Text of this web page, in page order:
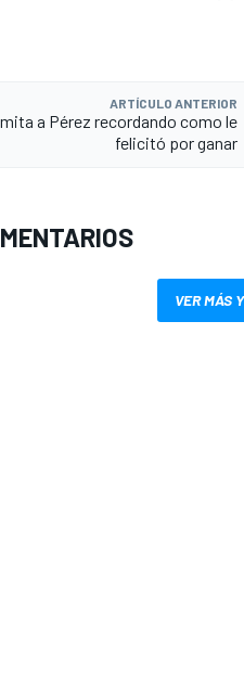
ARTÍCULO ANTERIOR
a Pérez recordando como le
felicitó por ganar
VER MÁS